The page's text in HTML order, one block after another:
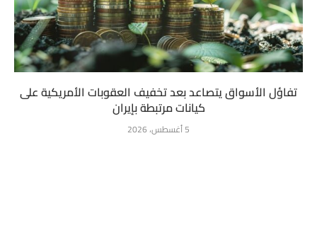
تفاؤل الأسواق يتصاعد بعد تخفيف العقوبات الأمريكية على
كيانات مرتبطة بإيران
5 أغسطس، 2026